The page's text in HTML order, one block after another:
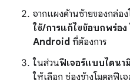
จากแผงด้านซ้ายของกล่อ
ใช้/การแก้ไขข้อบกพร่อง
Android ที่ต้องการ
ในส่วนฟีเจอร์แบบไดนา
ให้เลือก ช่องข้างโมดูลฟีเ